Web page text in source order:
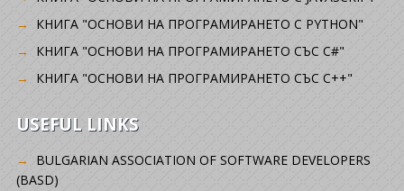
КНИГА "ОСНОВИ НА ПРОГРАМИРАНЕТО С PYTHON"
КНИГА "ОСНОВИ НА ПРОГРАМИРАНЕТО СЪС C#"
КНИГА "ОСНОВИ НА ПРОГРАМИРАНЕТО СЪС C++"
USEFUL LINKS
BULGARIAN ASSOCIATION OF SOFTWARE DEVELOPERS
(BASD)